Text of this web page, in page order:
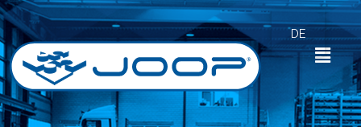
Zum
Inhalt
springen
Menü
DE